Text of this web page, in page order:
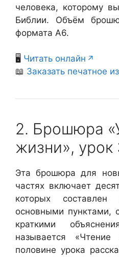
человека, которому
Библии. Объём
формата А6.
🖥️ Читать онлайн
📖 Заказать печатное
2. Брошюра
жизни», урок
Эта брошюра для
частях включает
которых
основными пунктами,
краткими
называется
половине урока